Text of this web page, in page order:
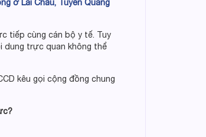
ở Lai Châu, Tuyên Quang
tiếp cùng cán bộ y tế. Tuy
dung trực quan không thể
kêu gọi cộng đồng chung